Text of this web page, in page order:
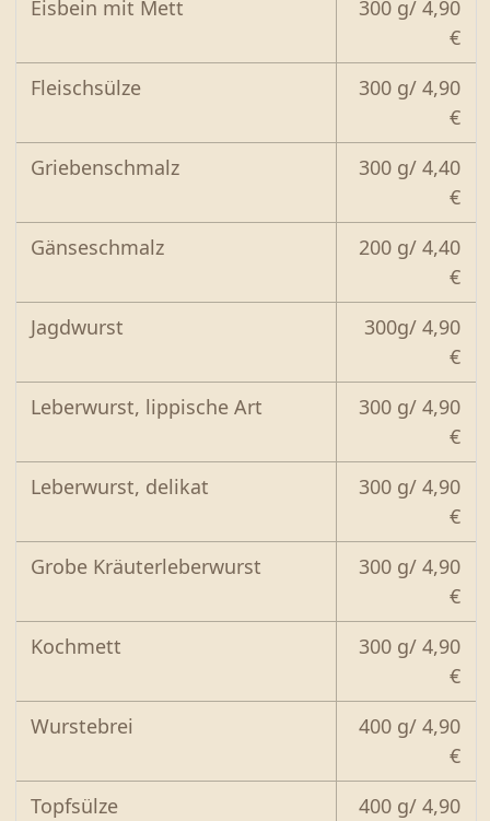
Eisbein mit Mett
300 g/ 4,90
€
Fleischsülze
300 g/ 4,90
€
Griebenschmalz
300 g/ 4,40
€
Gänseschmalz
200 g/ 4,40
€
Jagdwurst
300g/ 4,90
€
Leberwurst, lippische Art
300 g/ 4,90
€
Leberwurst, delikat
300 g/ 4,90
€
Grobe Kräuterleberwurst
300 g/ 4,90
€
Kochmett
300 g/ 4,90
€
Wurstebrei
400 g/ 4,90
€
Topfsülze
400 g/ 4,90